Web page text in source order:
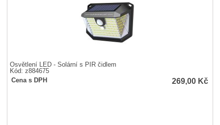
Osvětlení LED - Solární s PIR čidlem
Kód: z884675
Cena s DPH
269,00 Kč